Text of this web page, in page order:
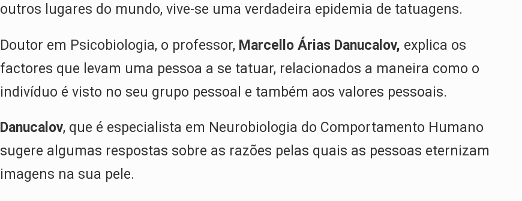
outros lugares do mundo, vive-se uma verdadeira epidemia de tatuagens.
Doutor em Psicobiologia, o professor, Marcello Árias Danucalov, explica os
factores que levam uma pessoa a se tatuar, relacionados a maneira como o
indivíduo é visto no seu grupo pessoal e também aos valores pessoais.
Danucalov, que é especialista em Neurobiologia do Comportamento Humano
sugere algumas respostas sobre as razões pelas quais as pessoas eternizam
imagens na sua pele.